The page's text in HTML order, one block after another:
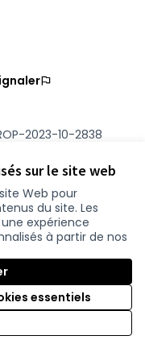
sur le site web
Web pour
du site. Les
expérience
à partir de nos
essentiels
2023-10-2838
YouTube
.
Licence
(Nouvelle